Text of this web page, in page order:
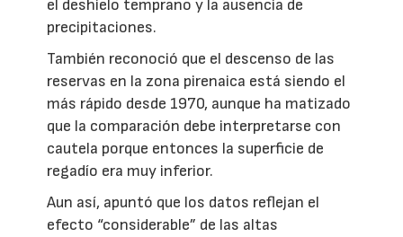
el deshielo temprano y la ausencia de
precipitaciones.
También reconoció que el descenso de las
reservas en la zona pirenaica está siendo el
más rápido desde 1970, aunque ha matizado
que la comparación debe interpretarse con
cautela porque entonces la superficie de
regadío era muy inferior.
Aun así, apuntó que los datos reflejan el
efecto “considerable” de las altas